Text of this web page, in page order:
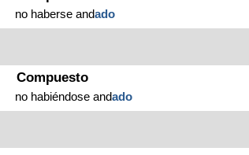
no haberse andado
Compuesto
no habiéndose andado